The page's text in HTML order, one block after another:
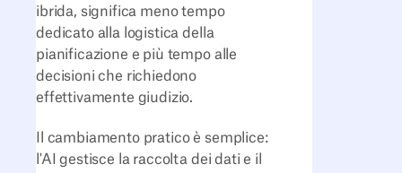
ibrida, significa meno tempo
dedicato alla logistica della
pianificazione e più tempo alle
decisioni che richiedono
effettivamente giudizio.
Il cambiamento pratico è semplice:
l'AI gestisce la raccolta dei dati e il